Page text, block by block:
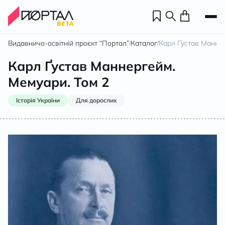
Видавничо-освітній проєкт “Портал”/Каталог/Карл Ґустав
Карл Ґустав Маннергейм.
Мемуари. Том 2
Історія України Для дорослих